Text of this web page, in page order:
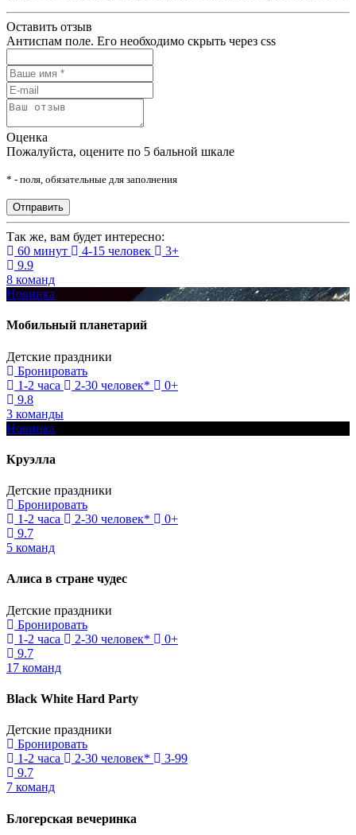
Оставить отзыв
Антиспам поле. Его необходимо скрыть через css
Оценка
Пожалуйста, оцените по 5 бальной шкале
* - поля, обязательные для заполнения
Так же, вам будет интересно:
60 минут
4-15 человек
3+
9.9
8 команд
Новинка
Мобильный планетарий
Детские праздники
Бронировать
1-2 часа
2-30 человек*
0+
9.8
3 команды
Новинка
Круэлла
Детские праздники
Бронировать
1-2 часа
2-30 человек*
0+
9.7
5 команд
Алиса в стране чудес
Детские праздники
Бронировать
1-2 часа
2-30 человек*
0+
9.7
17 команд
Black White Hard Party
Детские праздники
Бронировать
1-2 часа
2-30 человек*
3-99
9.7
7 команд
Блогерская вечеринка